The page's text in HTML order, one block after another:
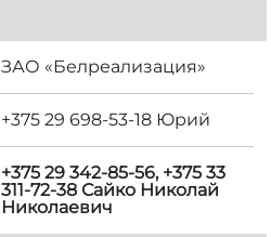
ЗАО «Белреализация»
+375 29 698-53-18 Юрий
+375 29 342-85-56, +375 33
311-72-38 Сайко Николай
Николаевич